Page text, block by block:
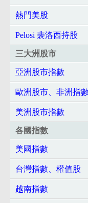
熱門美股
Pelosi 裴洛西持股
三大洲股市
亞洲股市指數
歐洲股市、非洲指數
美洲股市指數
各國指數
美國指數
台灣指數、權值股
越南指數